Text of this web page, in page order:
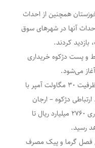
همچنین از احداث
محل احداث آنها در شهرهای سوق
بازدید کردند.
و پست دژکوه خریداری
می‌شود.
پروژه پست ۱۳۲ به ۳۳ کیلوولت دژکوه به ظرفیت ۳۰ مگاولت آمپر با
ریال و خط ارتباطی دژکوه – ارجان
بطول ۴۶ کیلومتر مدار با ارزش سرمایه گذاری ۲۷۶۰ میلیارد ریال تا
فصل گرما و پیک مصرف